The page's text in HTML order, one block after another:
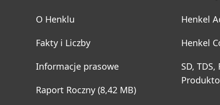
O Henklu
Fakty i Liczby
Informacje prasowe
Raport Roczny (8,42 MB)
Henkel
Henkel
SD,